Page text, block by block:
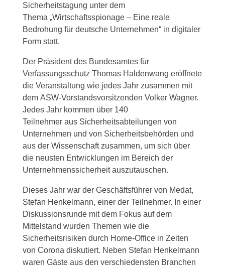
Sicherheitstagung unter dem
Thema „Wirtschaftsspionage – Eine reale
Bedrohung für deutsche Unternehmen“ in digitaler
Form statt.
Der Präsident des Bundesamtes für
Verfassungsschutz Thomas Haldenwang eröffnete
die Veranstaltung wie jedes Jahr zusammen mit
dem ASW-Vorstandsvorsitzenden Volker Wagner.
Jedes Jahr kommen über 140
Teilnehmer aus Sicherheitsabteilungen von
Unternehmen und von Sicherheitsbehörden und
aus der Wissenschaft zusammen, um sich über
die neusten Entwicklungen im Bereich der
Unternehmenssicherheit auszutauschen.
Dieses Jahr war der Geschäftsführer von Medat,
Stefan Henkelmann, einer der Teilnehmer. In einer
Diskussionsrunde mit dem Fokus auf dem
Mittelstand wurden Themen wie die
Sicherheitsrisiken durch Home-Office in Zeiten
von Corona diskutiert. Neben Stefan Henkelmann
waren Gäste aus den verschiedensten Branchen